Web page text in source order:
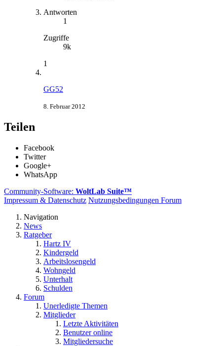
Antworten
1
Zugriffe
9k
1
GG52
8. Februar 2012
Teilen
Facebook
Twitter
Google+
WhatsApp
Community-Software: WoltLab Suite™
Impressum & Datenschutz Nutzungsbedingungen Forum
Navigation
News
Ratgeber
Hartz IV
Kindergeld
Arbeitslosengeld
Wohngeld
Unterhalt
Schulden
Forum
Unerledigte Themen
Mitglieder
Letzte Aktivitäten
Benutzer online
Mitgliedersuche